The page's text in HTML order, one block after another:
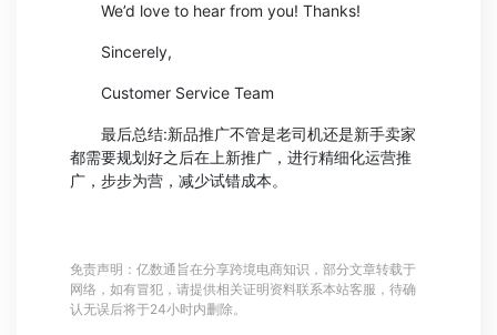
We’d love to hear from you! Thanks!
Sincerely,
Customer Service Team
最后总结:新品推广不管是老司机还是新手卖家
都需要规划好之后在上新推广，进行精细化运营推
广，步步为营，减少试错成本。
免责声明：亿数通旨在分享跨境电商知识，部分文章转载于
网络，如有冒犯，请提供相关证明资料联系本站客服，待确
认无误后将于24小时内删除。